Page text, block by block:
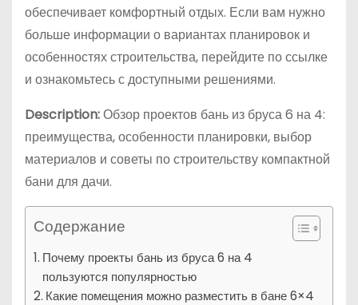
обеспечивает комфортный отдых. Если вам нужно
больше информации о вариантах планировок и
особенностях строительства, перейдите по ссылке
и ознакомьтесь с доступными решениями.
Description:Обзор проектов бань из бруса 6 на 4:
преимущества, особенности планировки, выбор
материалов и советы по строительству компактной
бани для дачи.
Содержание
Почему проекты бань из бруса 6 на 4
пользуются популярностью
Какие помещения можно разместить в бане 6×4